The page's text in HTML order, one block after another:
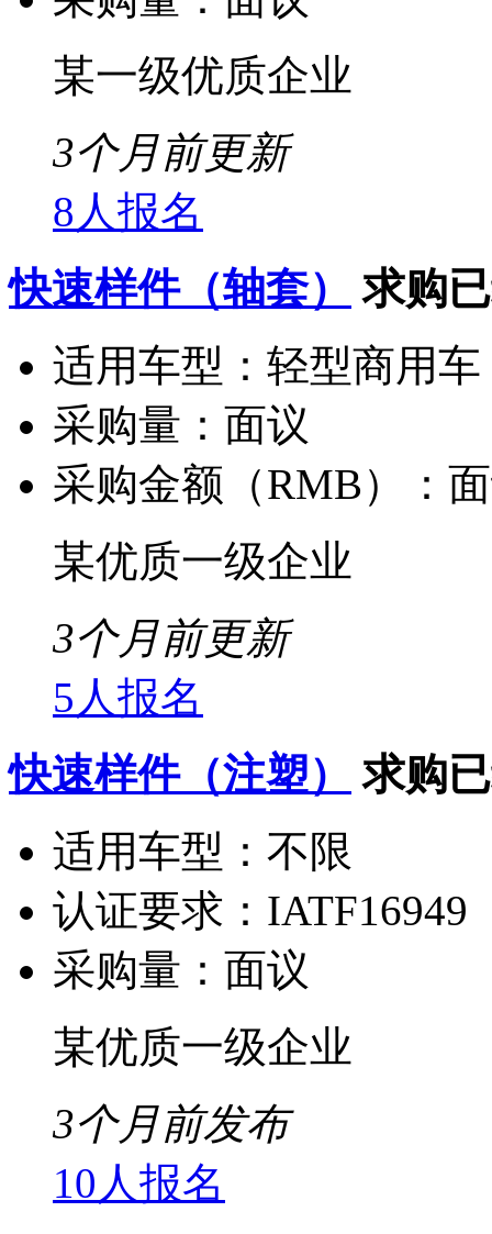
某一级优质企业
3个月前更新
8人报名
快速样件（轴套）
求购
适用车型： 轻型商用
采购量： 面议
采购金额（RMB）：
某优质一级企业
3个月前更新
5人报名
快速样件（注塑）
求购
适用车型： 不限
认证要求： IATF16949
采购量： 面议
某优质一级企业
3个月前发布
10人报名